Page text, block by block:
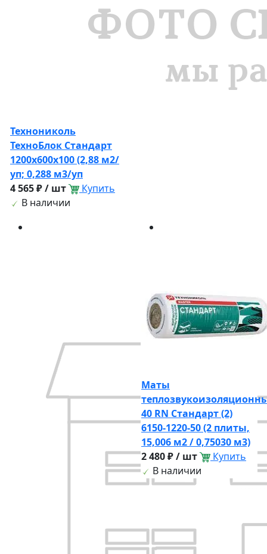
Технониколь
ТехноБлок Стандарт
1200х600х100 (2,88 м2/
уп; 0,288 м3/уп
4 565 ₽ / шт
Купить
В наличии
Маты
40 RN Стандарт (2)
6150-1220-50 (2 плиты,
15,006 м2 / 0,75030 м3)
2 480 ₽ / шт
Купить
В наличии